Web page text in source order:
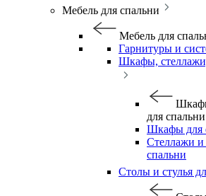
Мебель для спальни
Мебель для
Гарнитуры и
Шкафы,
для спальни
Шкафы для
Стеллажи и
спальни
Столы и стулья